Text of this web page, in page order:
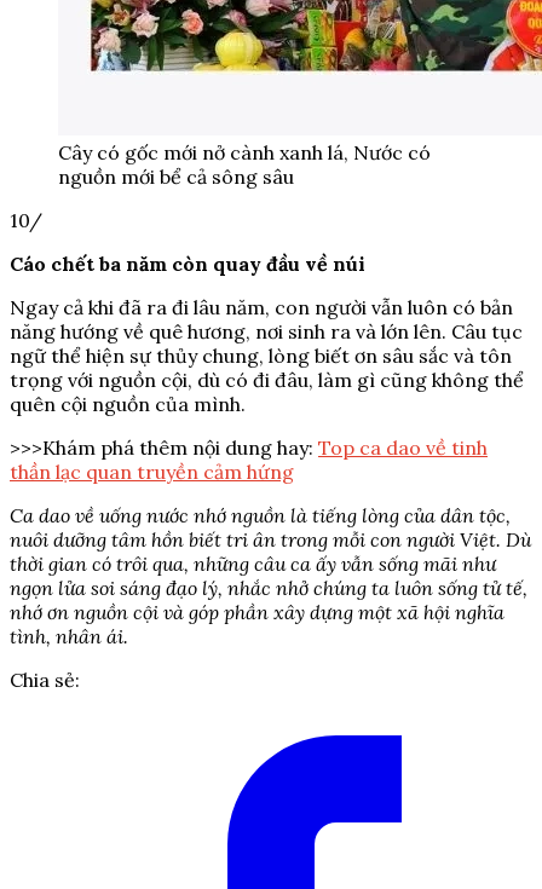
Cây có gốc mới nở cành xanh lá, Nước có
nguồn mới bể cả sông sâu
10/
Cáo chết ba năm còn quay đầu về núi
Ngay cả khi đã ra đi lâu năm, con người vẫn luôn có bản
năng hướng về quê hương, nơi sinh ra và lớn lên. Câu tục
ngữ thể hiện sự thủy chung, lòng biết ơn sâu sắc và tôn
trọng với nguồn cội, dù có đi đâu, làm gì cũng không thể
quên cội nguồn của mình.
>>>Khám phá thêm nội dung hay: Top ca dao về tinh
thần lạc quan truyền cảm hứng
Ca dao về uống nước nhớ nguồn là tiếng lòng của dân tộc,
nuôi dưỡng tâm hồn biết tri ân trong mỗi con người Việt. Dù
thời gian có trôi qua, những câu ca ấy vẫn sống mãi như
ngọn lửa soi sáng đạo lý, nhắc nhở chúng ta luôn sống tử tế,
nhớ ơn nguồn cội và góp phần xây dựng một xã hội nghĩa
tình, nhân ái.
Chia sẻ: